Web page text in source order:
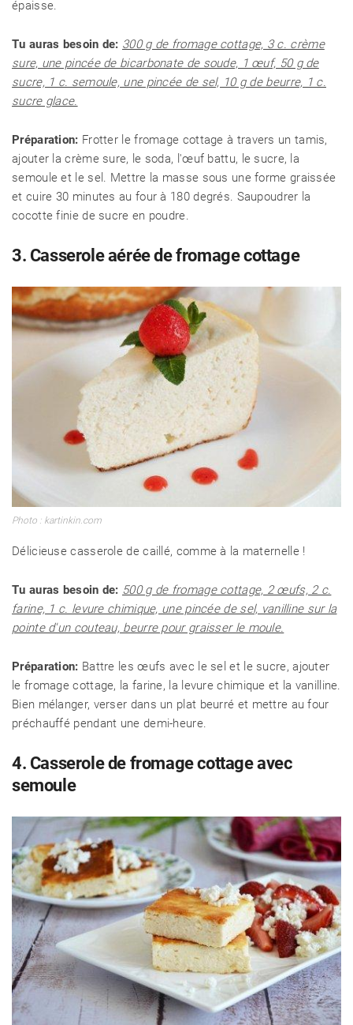
épaisse.
Tu auras besoin de: 300 g de fromage cottage, 3 c. crème
sure, une pincée de bicarbonate de soude, 1 œuf, 50 g de
sucre, 1 c. semoule, une pincée de sel, 10 g de beurre, 1 c.
sucre glace.
Préparation: Frotter le fromage cottage à travers un tamis,
ajouter la crème sure, le soda, l'œuf battu, le sucre, la
semoule et le sel. Mettre la masse sous une forme graissée
et cuire 30 minutes au four à 180 degrés. Saupoudrer la
cocotte finie de sucre en poudre.
3. Casserole aérée de fromage cottage
Photo : kartinkin.com
Délicieuse casserole de caillé, comme à la maternelle !
Tu auras besoin de: 500 g de fromage cottage, 2 œufs, 2 c.
farine, 1 c. levure chimique, une pincée de sel, vanilline sur la
pointe d'un couteau, beurre pour graisser le moule.
Préparation: Battre les œufs avec le sel et le sucre, ajouter
le fromage cottage, la farine, la levure chimique et la vanilline.
Bien mélanger, verser dans un plat beurré et mettre au four
préchauffé pendant une demi-heure.
4. Casserole de fromage cottage avec
semoule
CÉLÉBRITÉS
MODE DE VIE
RECETTES
CHALET D'ÉTÉ ET JARDIN